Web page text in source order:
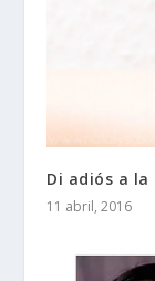
Di adiós a
11 abril, 2016